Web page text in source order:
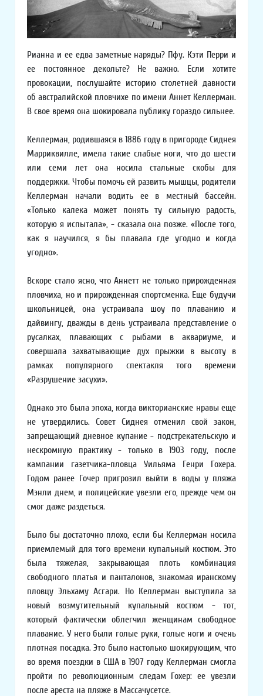
Рианна и ее едва заметные наряды? Пфу. Кэти Перри и
ее постоянное декольте? Не важно. Если хотите
провокации, послушайте историю столетней давности
об австралийской пловчихе по имени Аннет Келлерман.
В свое время она шокировала публику гораздо сильнее.
Келлерман, родившаяся в 1886 году в пригороде Сиднея
Марриквилле, имела такие слабые ноги, что до шести
или семи лет она носила стальные скобы для
поддержки. Чтобы помочь ей развить мышцы, родители
Келлерман начали водить ее в местный бассейн.
«Только калека может понять ту сильную радость,
которую я испытала», - сказала она позже. «После того,
как я научился, я бы плавала где угодно и когда
угодно».
Вскоре стало ясно, что Аннетт не только прирожденная
пловчиха, но и прирожденная спортсменка. Еще будучи
школьницей, она устраивала шоу по плаванию и
дайвингу, дважды в день устраивала представление о
русалках, плавающих с рыбами в аквариуме, и
совершала захватывающие дух прыжки в высоту в
рамках популярного спектакля того времени
«Разрушение засухи».
Однако это была эпоха, когда викторианские нравы еще
не утвердились. Совет Сиднея отменил свой закон,
запрещающий дневное купание - подстрекательскую и
нескромную практику - только в 1903 году, после
кампании газетчика-пловца Уильяма Генри Гохера.
Годом ранее Гочер пригрозил выйти в воды у пляжа
Мэнли днем, и полицейские увезли его, прежде чем он
смог даже раздеться.
Было бы достаточно плохо, если бы Келлерман носила
приемлемый для того времени купальный костюм. Это
была тяжелая, закрывающая плоть комбинация
свободного платья и панталонов, знакомая иранскому
пловцу Эльхаму Асгари. Но Келлерман выступила за
новый возмутительный купальный костюм - тот,
который фактически облегчил женщинам свободное
плавание. У него были голые руки, голые ноги и очень
плотная посадка. Это было настолько шокирующим, что
во время поездки в США в 1907 году Келлерман смогла
пройти по революционным следам Гохер: ее увезли
после ареста на пляже в Массачусетсе.